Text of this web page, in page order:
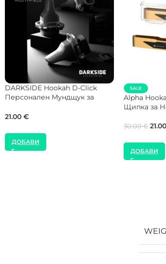
AEON Shisha Edition 5 Plus
Carbon Forged Sleeve
31.00 €
ДОБАВИ
Ваза Черно
ДОБАВИ